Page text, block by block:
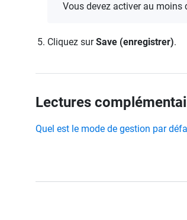
Vous devez activer au moins
Cliquez surSave (enregistrer).
Lectures
Quel est le mode de gestion par